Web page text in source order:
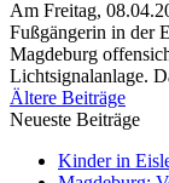
Am Freitag,
Fußgängerin in der
Magdeburg
Lichtsignalanlage.
Ältere Beiträge
Neueste Beiträge
Kinder in